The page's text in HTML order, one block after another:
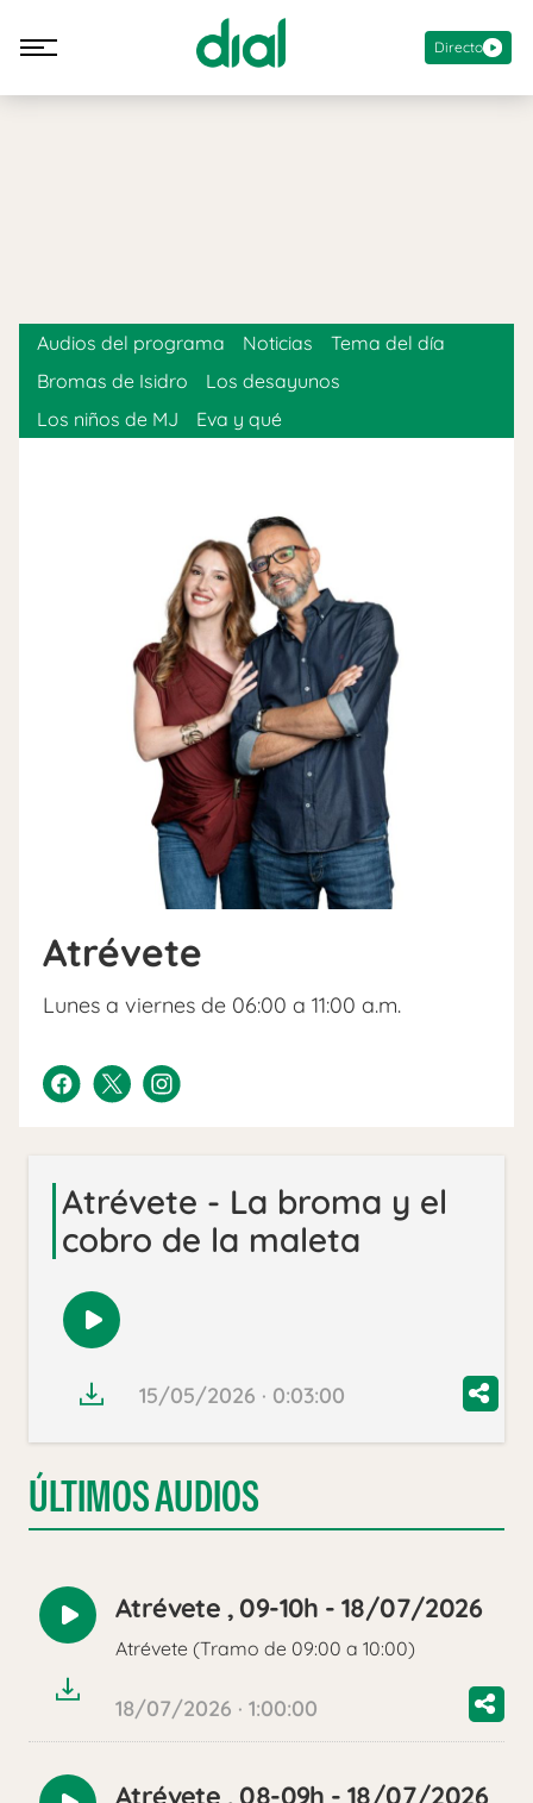
Directo
Atrévete
Lunes a viernes de 06:00 a 11:00 a.m.
Audios del programa Noticias
Tema del día
Bromas de Isidro
Los desayunos
Los niños de MJ
Eva y qué
Atrévete - La broma y el
cobro de la maleta
Reproducir
audio
15/05/2026 · 0:03:00
ÚLTIMOS AUDIOS
Reproducir
audio
Atrévete , 09-10h - 18/07/2026
Atrévete (Tramo de 09:00 a 10:00)
18/07/2026 · 1:00:00
Atrévete , 08-09h - 18/07/2026